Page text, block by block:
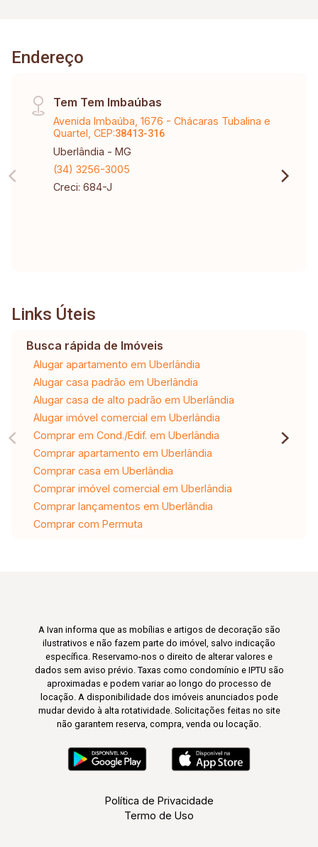
Endereço
Tem Tem Imbaúbas
Avenida Imbaúba, 1676 - Chácaras Tubalina e
Quartel, CEP:38413-316
Uberlândia - MG
(34) 3256-3005
Creci: 684-J
Links Úteis
Busca rápida de Imóveis
Alugar apartamento em Uberlândia
Alugar casa padrão em Uberlândia
Alugar casa de alto padrão em Uberlândia
Alugar imóvel comercial em Uberlândia
Comprar em Cond./Edif. em Uberlândia
Comprar apartamento em Uberlândia
Comprar casa em Uberlândia
Comprar imóvel comercial em Uberlândia
Comprar lançamentos em Uberlândia
Comprar com Permuta
A Ivan informa que as mobílias e artigos de decoração são
ilustrativos e não fazem parte do imóvel, salvo indicação
específica. Reservamo-nos o direito de alterar valores e
dados sem aviso prévio. Taxas como condomínio e IPTU são
aproximadas e podem variar ao longo do processo de
locação. A disponibilidade dos imóveis anunciados pode
mudar devido à alta rotatividade. Solicitações feitas no site
não garantem reserva, compra, venda ou locação.
Política de Privacidade
Termo de Uso